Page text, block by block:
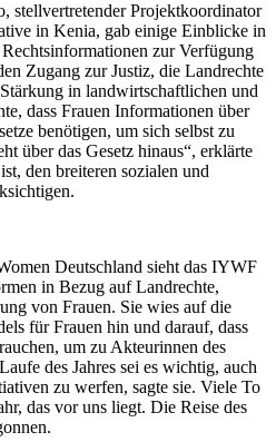
stellvertretender Projektkoordinator
in Kenia, gab einige Einblicke in
zur Verfügung
Zugang zur Justiz, die Landrechte
in landwirtschaftlichen und
dass Frauen Informationen über
benötigen, um sich selbst zu
über das Gesetz hinaus“, erklärte
den breiteren sozialen und
Deutschland sieht das IYWF
in Bezug auf Landrechte,
von Frauen. Sie wies auf die
für Frauen hin und darauf, dass
um zu Akteurinnen des
des Jahres sei es wichtig, auch
zu werfen, sagte sie. Viele To
das vor uns liegt. Die Reise des